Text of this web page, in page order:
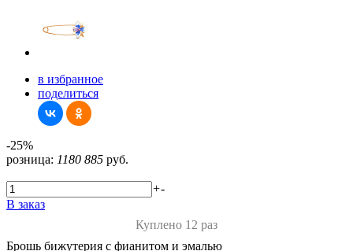
в избранное
поделиться
-25%
розница: 1180 885 руб.
+-
В заказ
Куплено 12 раз
Брошь бижутерия с фианитом и эмалью